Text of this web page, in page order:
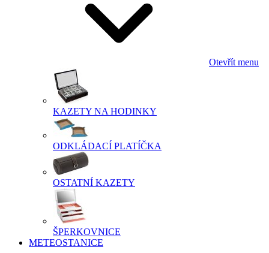
Otevřít menu
KAZETY NA HODINKY
ODKLÁDACÍ PLATÍČKA
OSTATNÍ KAZETY
ŠPERKOVNICE
METEOSTANICE